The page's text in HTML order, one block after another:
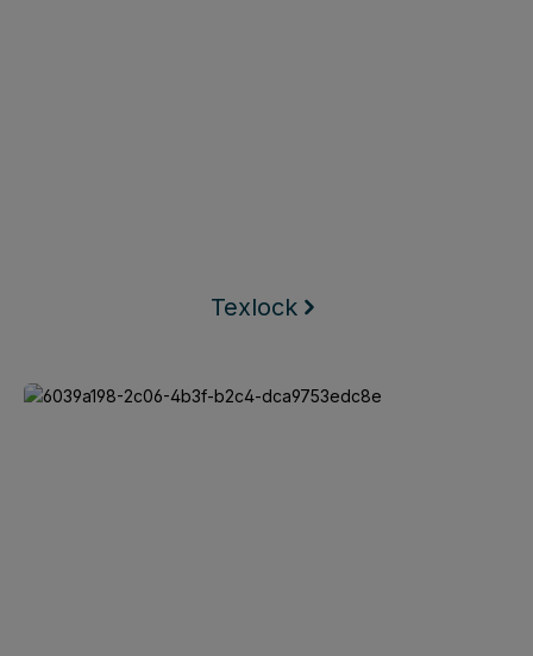
Texlock
Keego